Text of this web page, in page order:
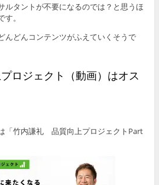
ルタントが不要になるのでは？と思うほ
。
んどんコンテンツがふえていくそうで
ロジェクト（動画）はオス
「竹内謙礼 品質向上プロジェクトPart